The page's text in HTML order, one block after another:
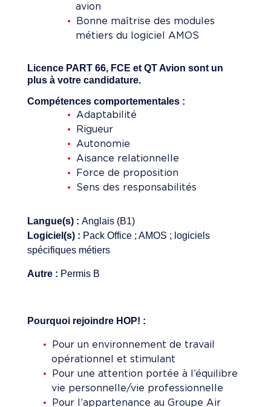
avion
Bonne maîtrise des modules
métiers du logiciel AMOS
Licence PART 66, FCE et QT Avion sont un
plus à votre candidature.
Compétences comportementales :
Adaptabilité
Rigueur
Autonomie
Aisance relationnelle
Force de proposition
Sens des responsabilités
Langue(s) : Anglais (B1)
Logiciel(s) : Pack Office ; AMOS ; logiciels
spécifiques métiers
Autre : Permis B
Pourquoi rejoindre HOP! :
Pour un environnement de travail
opérationnel et stimulant
Pour une attention portée à l’équilibre
vie personnelle/vie professionnelle
Pour l’appartenance au Groupe Air